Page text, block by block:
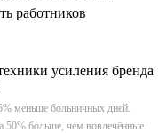
работников
меньше больничных дней.
50% больше, чем вовлечённые.